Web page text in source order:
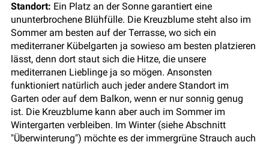
Standort: Ein Platz an der Sonne garantiert eine
ununterbrochene Blühfülle. Die Kreuzblume steht also im
Sommer am besten auf der Terrasse, wo sich ein
mediterraner Kübelgarten ja sowieso am besten platzieren
lässt, denn dort staut sich die Hitze, die unsere
mediterranen Lieblinge ja so mögen. Ansonsten
funktioniert natürlich auch jeder andere Standort im
Garten oder auf dem Balkon, wenn er nur sonnig genug
ist. Die Kreuzblume kann aber auch im Sommer im
Wintergarten verbleiben. Im Winter (siehe Abschnitt
"Überwinterung") möchte es der immergrüne Strauch auch